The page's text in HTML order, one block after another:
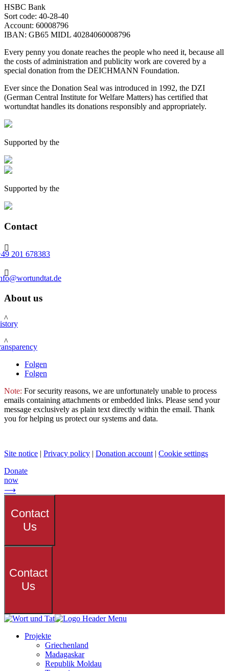
HSBC Bank
Sort code: 40-28-40
Account: 60008796
IBAN: GB65 MIDL 40284060008796
Every penny you donate reaches the people who need it, because all
the costs of administration and publicity work are covered by a
special donation from the DEICHMANN Foundation.
Ever since the Donation Seal was introduced in 1992, the DZI
(German Central Institute for Welfare Matters) has certified that
wortundtat handles its donations responsibly and appropriately.
Supported by the
Supported by the
Contact

201 678383

About us
^
^
Folgen
Folgen
Note: For security reasons, we are unfortunately unable to process
emails containing attachments or embedded links. Please send your
message exclusively as plain text directly within the email. Thank
you for helping us protect our systems and data.
Site notice | Privacy policy | Donation account | Cookie settings
Donate
now
⟶
Contact
Us
Contact
Us
Projekte
Griechenland
Madagaskar
Republik Moldau